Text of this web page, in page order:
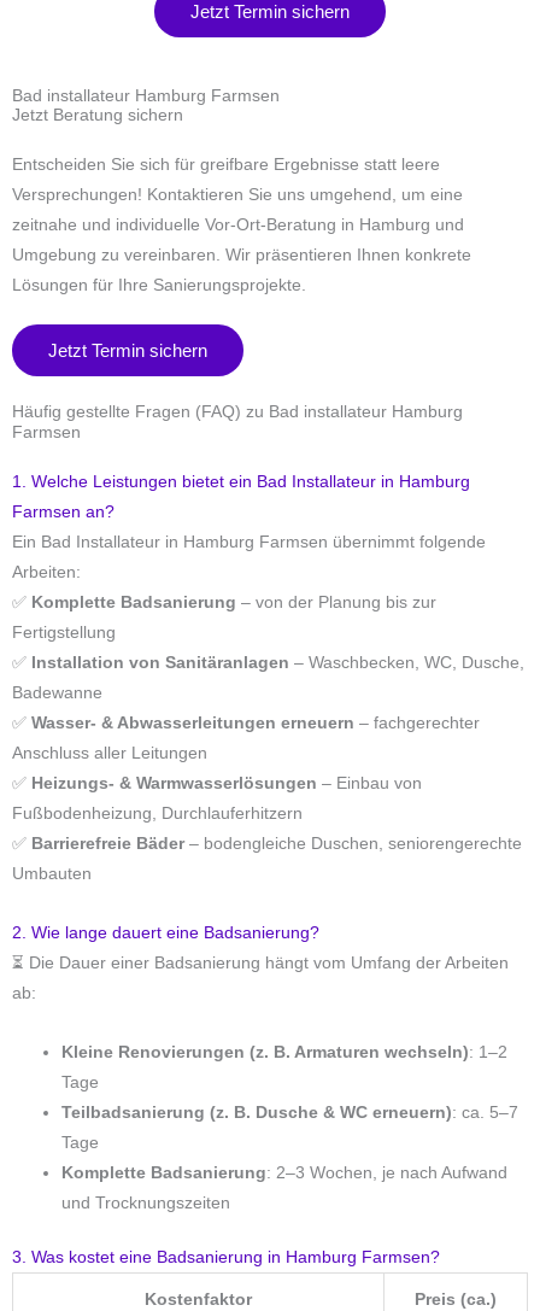
Jetzt Termin sichern
Bad installateur Hamburg Farmsen​
Jetzt Beratung sichern
Entscheiden Sie sich für greifbare Ergebnisse statt leere
Versprechungen! Kontaktieren Sie uns umgehend, um eine
zeitnahe und individuelle Vor-Ort-Beratung in Hamburg und
Umgebung zu vereinbaren. Wir präsentieren Ihnen konkrete
Lösungen für Ihre Sanierungsprojekte.
Jetzt Termin sichern
Häufig gestellte Fragen (FAQ) zu Bad installateur Hamburg
Farmsen
1. Welche Leistungen bietet ein Bad Installateur in Hamburg
Farmsen an?
Ein Bad Installateur in Hamburg Farmsen übernimmt folgende
Arbeiten:
✅ Komplette Badsanierung – von der Planung bis zur
Fertigstellung
✅ Installation von Sanitäranlagen – Waschbecken, WC, Dusche,
Badewanne
✅ Wasser- & Abwasserleitungen erneuern – fachgerechter
Anschluss aller Leitungen
✅ Heizungs- & Warmwasserlösungen – Einbau von
Fußbodenheizung, Durchlauferhitzern
✅ Barrierefreie Bäder– bodengleiche Duschen, seniorengerechte
Umbauten
2. Wie lange dauert eine Badsanierung?
⏳ Die Dauer einer Badsanierung hängt vom Umfang der Arbeiten
ab:
Kleine Renovierungen (z. B. Armaturen wechseln): 1–2
Tage
Teilbadsanierung (z. B. Dusche & WC erneuern): ca. 5–7
Tage
Komplette Badsanierung: 2–3 Wochen, je nach Aufwand
und Trocknungszeiten
3. Was kostet eine Badsanierung in Hamburg Farmsen?
Kostenfaktor Preis (ca.)